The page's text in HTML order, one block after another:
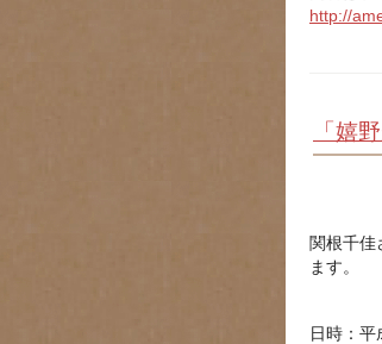
http://
「嬉
関根千佳
ます。
日時：